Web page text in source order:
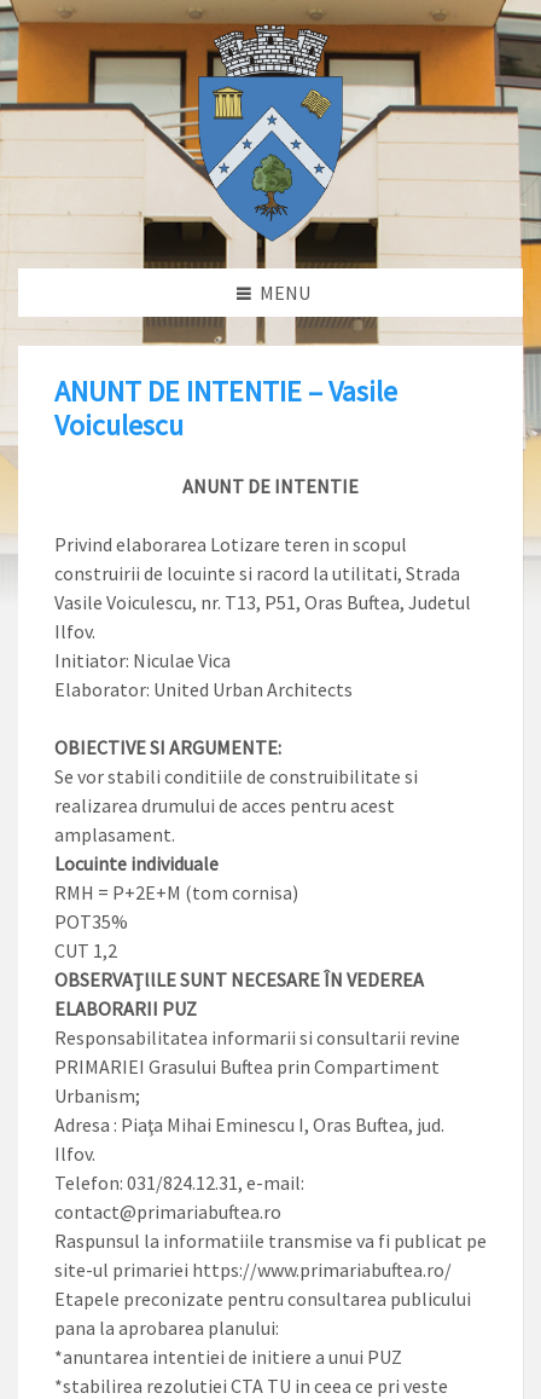
MENU
ANUNT DE INTENTIE – Vasile
Voiculescu
ANUNT DE INTENTIE
Privind elaborarea Lotizare teren in scopul
construirii de locuinte si racord la utilitati, Strada
Vasile Voiculescu, nr. T13, P51, Oras Buftea, Judetul
Ilfov.
Initiator: Niculae Vica
Elaborator: United Urban Architects
OBIECTIVE SI ARGUMENTE:
Se vor stabili conditiile de construibilitate si
realizarea drumului de acces pentru acest
amplasament.
Locuinte individuale
RMH = P+2E+M (tom cornisa)
POT35%
CUT 1,2
OBSERVAŢllLE SUNT NECESARE ÎN VEDEREA
ELABORARII PUZ
Responsabilitatea informarii si consultarii revine
PRIMARIEI Grasului Buftea prin Compartiment
Urbanism;
Adresa : Piaţa Mihai Eminescu I, Oras Buftea, jud.
Ilfov.
Telefon: 031/824.12.31, e-mail:
contact@primariabuftea.ro
Raspunsul la informatiile transmise va fi publicat pe
site-ul primariei https://www.primariabuftea.ro/
Etapele preconizate pentru consultarea publicului
pana la aprobarea planului:
*anuntarea intentiei de initiere a unui PUZ
*stabilirea rezolutiei CTA TU in ceea ce pri veste